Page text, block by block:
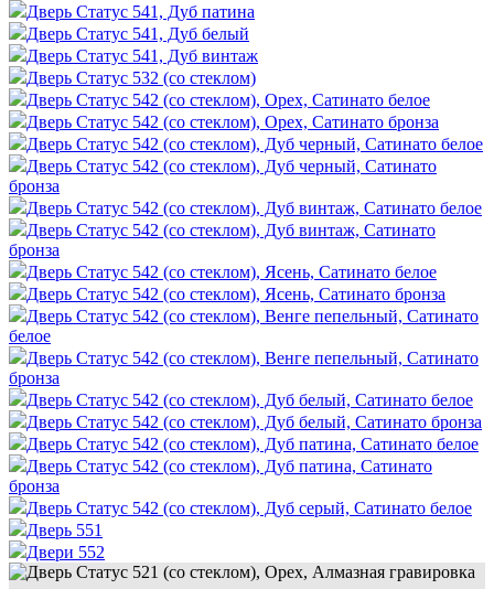
Дверь Статус 541, Дуб патина
Дверь Статус 541, Дуб белый
Дверь Статус 541, Дуб винтаж
Дверь Статус 532 (со стеклом)
Дверь Статус 542 (со стеклом), Орех, Сатинато белое
Дверь Статус 542 (со стеклом), Орех, Сатинато бронза
Дверь Статус 542 (со стеклом), Дуб черный, Сатинато белое
Дверь Статус 542 (со стеклом), Дуб черный, Сатинато
бронза
Дверь Статус 542 (со стеклом), Дуб винтаж, Сатинато белое
Дверь Статус 542 (со стеклом), Дуб винтаж, Сатинато
бронза
Дверь Статус 542 (со стеклом), Ясень, Сатинато белое
Дверь Статус 542 (со стеклом), Ясень, Сатинато бронза
Дверь Статус 542 (со стеклом), Венге пепельный, Сатинато
белое
Дверь Статус 542 (со стеклом), Венге пепельный, Сатинато
бронза
Дверь Статус 542 (со стеклом), Дуб белый, Сатинато белое
Дверь Статус 542 (со стеклом), Дуб белый, Сатинато бронза
Дверь Статус 542 (со стеклом), Дуб патина, Сатинато белое
Дверь Статус 542 (со стеклом), Дуб патина, Сатинато
бронза
Дверь Статус 542 (со стеклом), Дуб серый, Сатинато белое
Дверь 551
Двери 552